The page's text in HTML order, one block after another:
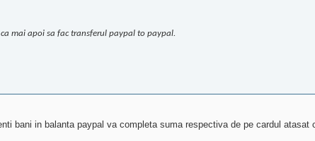
mai apoi sa fac transferul paypal to paypal.
bani in balanta paypal va completa suma respectiva de pe cardul atasat